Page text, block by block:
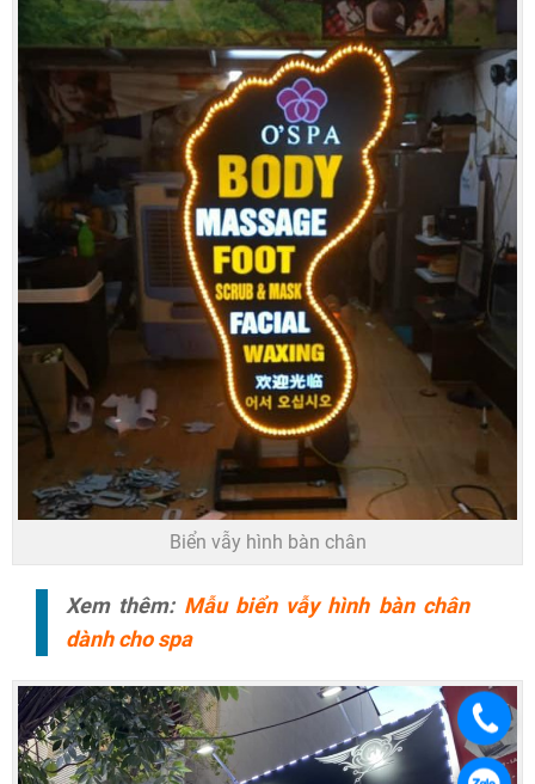
Biển vẫy hình bàn chân
Xem thêm: Mẫu biển vẫy hình bàn chân
dành cho spa